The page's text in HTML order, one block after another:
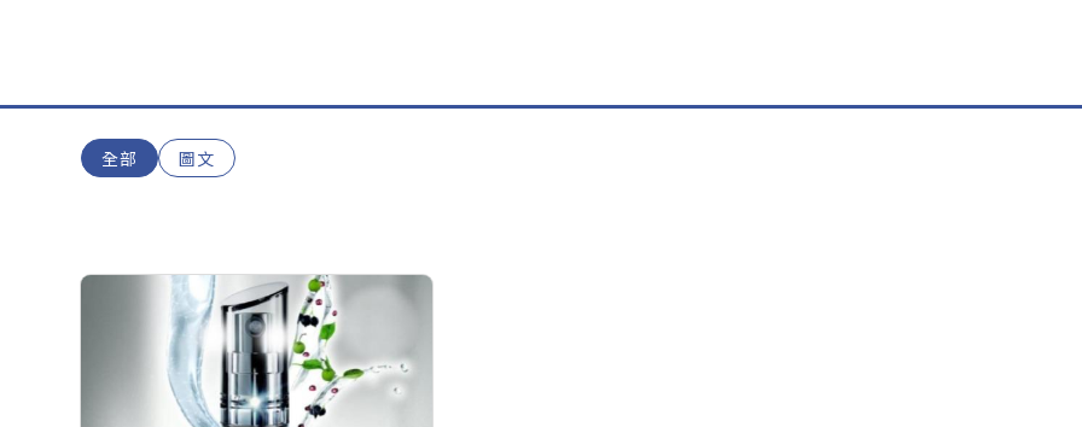
全部 圖文